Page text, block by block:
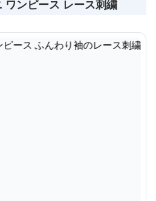
ワンピース レース刺繍